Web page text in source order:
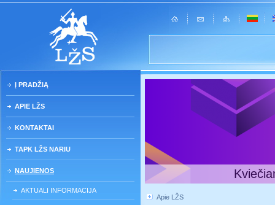
Į PRADŽIĄ
APIE LŽS
KONTAKTAI
TAPK LŽS NARIU
NAUJIENOS
AKTUALI INFORMACIJA
Apie LŽS